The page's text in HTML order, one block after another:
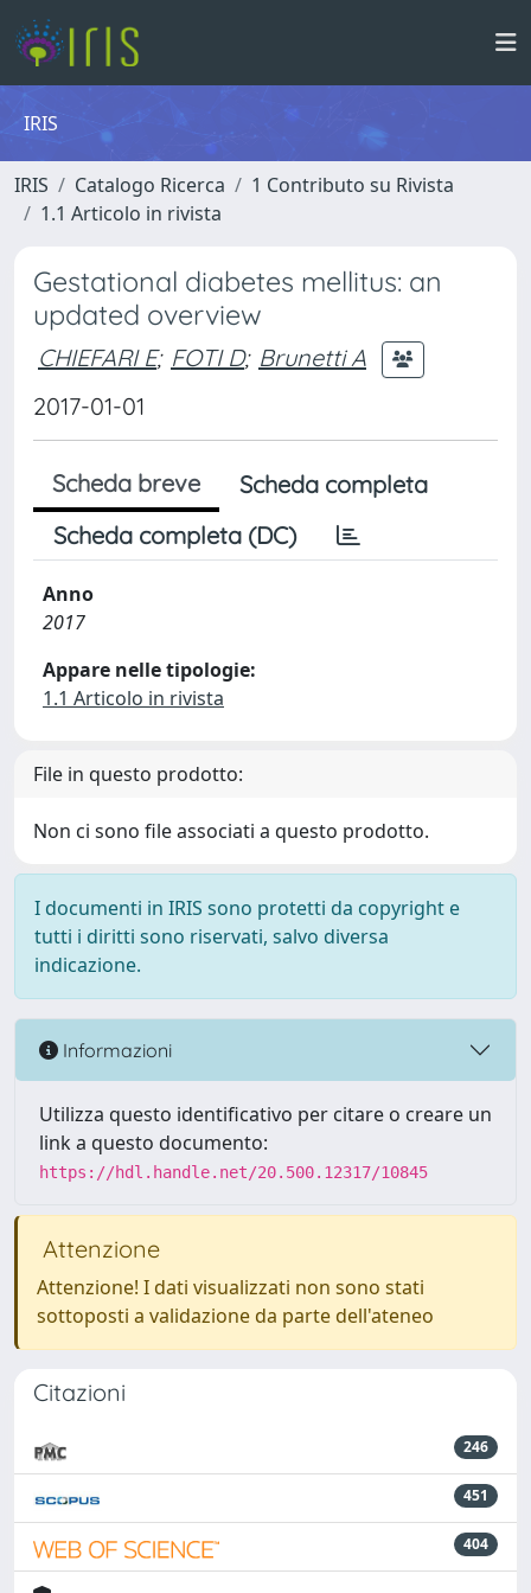
IRIS
IRIS Catalogo Ricerca
1 Contributo su Rivista
1.1 Articolo in rivista
Gestational diabetes mellitus: an
updated overview
CHIEFARI E; FOTI D; Brunetti A
2017-01-01
Scheda breve
Scheda completa
Scheda completa (DC)
Anno
2017
Appare nelle tipologie:
1.1 Articolo in rivista
File in questo prodotto:
Non ci sono file associati a questo prodotto.
I documenti in IRIS sono protetti da copyright e
tutti i diritti sono riservati, salvo diversa
indicazione.
Informazioni
Utilizza questo identificativo per citare o creare un
link a questo documento:
https://hdl.handle.net/20.500.12317/10845
Attenzione
Attenzione! I dati visualizzati non sono stati
sottoposti a validazione da parte dell'ateneo
Citazioni
246
451
404